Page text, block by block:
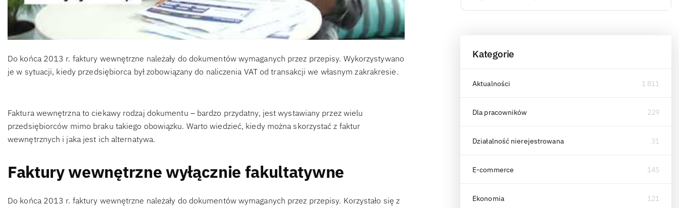
Do końca 2013 r. faktury wewnętrzne należały do dokumentów wymaganych przez przepisy. Wykorzystywano
je w sytuacji, kiedy przedsiębiorca był zobowiązany do naliczenia VAT od transakcji we własnym zakrakresie.
Faktura wewnętrzna to ciekawy rodzaj dokumentu – bardzo przydatny, jest wystawiany przez wielu
przedsiębiorców mimo braku takiego obowiązku. Warto wiedzieć, kiedy można skorzystać z faktur
wewnętrznych i jaka jest ich alternatywa.
Faktury wewnętrzne wyłącznie fakultatywne
Do końca 2013 r. faktury wewnętrzne należały do dokumentów wymaganych przez przepisy. Korzystało się z
Kategorie
Aktualności 1 811
Dla pracowników 229
Działalność nierejestrowana 31
E-commerce 145
Ekonomia 121